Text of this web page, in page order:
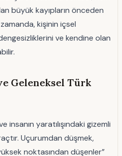
büyük kayıpların önceden
kişinin içsel
ve kendine olan
Geleneksel Türk
insanın yaratılışındaki gizemli
Uçurumdan düşmek,
noktasından düşenler”